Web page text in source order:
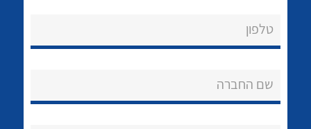
שירותי תמיכה
טלפון
שם החברה